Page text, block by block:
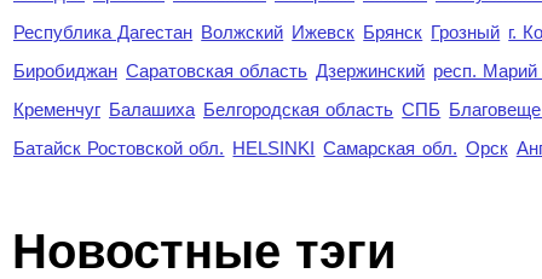
Республика Дагестан Волжский Ижевск Брянск Грозный г.
Биробиджан Саратовская область Дзержинский респ.
Кременчуг Балашиха Белгородская область СПБ
Батайск Ростовской обл. HELSINKI Самарская обл. Орск
Новостные тэги